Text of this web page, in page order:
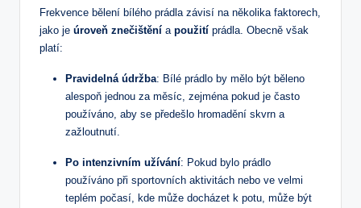
Frekvence bělení bílého prádla závisí na několika faktorech,
jako je úroveň znečištění a použití prádla. Obecně však
platí:
Pravidelná údržba: Bílé prádlo by mělo být běleno
alespoň jednou za měsíc, zejména pokud je často
používáno, aby se předešlo hromadění skvrn a
zažloutnutí.
Po intenzivním užívání: Pokud bylo prádlo
používáno při sportovních aktivitách nebo ve velmi
teplém počasí, kde může docházet k potu, může být